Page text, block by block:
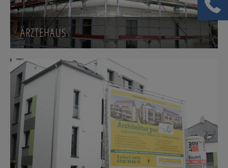
ÄRZTEHAUS